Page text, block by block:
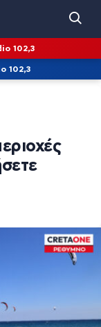
102,3
102,3